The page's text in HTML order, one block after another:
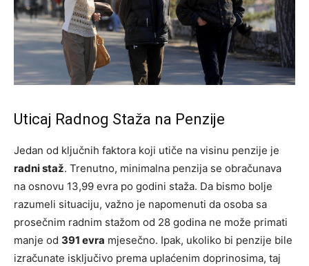
Uticaj Radnog Staža na Penzije
Jedan od ključnih faktora koji utiče na visinu penzije je
radni staž. Trenutno, minimalna penzija se obračunava
na osnovu 13,99 evra po godini staža. Da bismo bolje
razumeli situaciju, važno je napomenuti da osoba sa
prosečnim radnim stažom od 28 godina ne može primati
manje od 391 evra mjesečno. Ipak, ukoliko bi penzije bile
izračunate isključivo prema uplaćenim doprinosima, taj